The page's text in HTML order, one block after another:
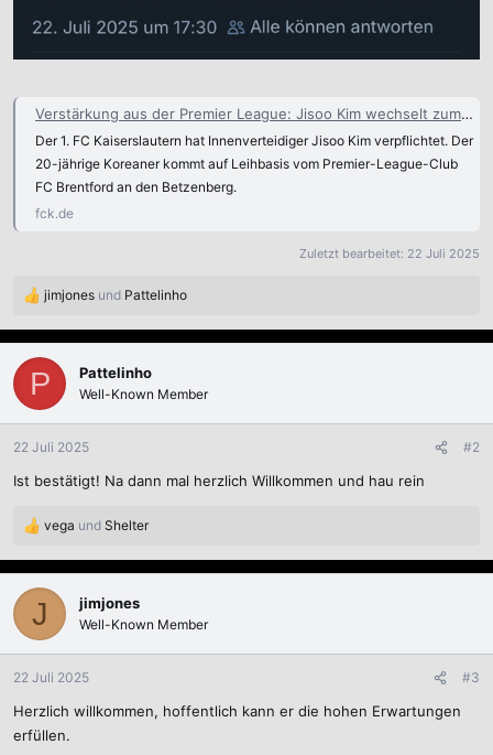
Verstärkung aus der Premier League: Jisoo Kim wechselt zum FCK - 1.FC Kaiserslautern
Der 1. FC Kaiserslautern hat Innenverteidiger Jisoo Kim verpflichtet. Der
20-jährige Koreaner kommt auf Leihbasis vom Premier-League-Club
FC Brentford an den Betzenberg.
fck.de
Zuletzt bearbeitet: 22 Juli 2025
R
a
k
i
o
n
n
jimjones und Pattelinho
P Pattelinho
Well-Known Member
22 Juli 2025 #2
Ist bestätigt! Na dann mal herzlich Willkommen und hau rein
R
a
k
i
o
n
n
:
vega und Shelter
J jimjones
Well-Known Member
22 Juli 2025 #3
Herzlich willkommen, hoffentlich kann er die hohen Erwartungen
erfüllen.